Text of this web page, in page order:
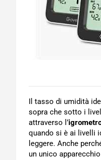
Il tasso di umidità
sopra che sotto i
attraverso l’
quando si è ai livelli
leggere. Anche
un unico